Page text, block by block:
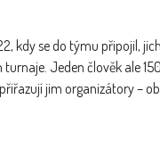
kdy se do týmu připojil,
Jeden člověk ale
jim organizátory –